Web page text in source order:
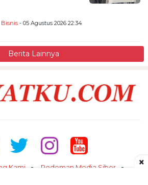
Bisnis - 05 Agustus 2026 22:34
Berita Lainnya
Kami
Pedoman Media Siber
×